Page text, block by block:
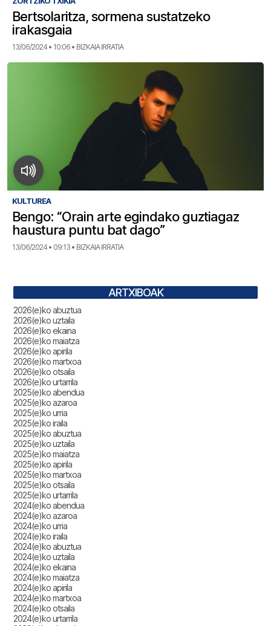
Bertsolaritza, sormena sustatzeko
irakasgaia
13/06/2024 • 10:06 • BIZKAIA IRRATIA
KULTUREA
Bengo: “Orain arte egindako guztiagaz
haustura puntu bat dago”
13/06/2024 • 09:13 • BIZKAIA IRRATIA
ARTXIBOAK
2026(e)ko abuztua
2026(e)ko uztaila
2026(e)ko ekaina
2026(e)ko maiatza
2026(e)ko apirila
2026(e)ko martxoa
2026(e)ko otsaila
2026(e)ko urtarrila
2025(e)ko abendua
2025(e)ko azaroa
2025(e)ko urria
2025(e)ko iraila
2025(e)ko abuztua
2025(e)ko uztaila
2025(e)ko maiatza
2025(e)ko apirila
2025(e)ko martxoa
2025(e)ko otsaila
2025(e)ko urtarrila
2024(e)ko abendua
2024(e)ko azaroa
2024(e)ko urria
2024(e)ko iraila
2024(e)ko abuztua
2024(e)ko uztaila
2024(e)ko ekaina
2024(e)ko maiatza
2024(e)ko apirila
2024(e)ko martxoa
2024(e)ko otsaila
2024(e)ko urtarrila